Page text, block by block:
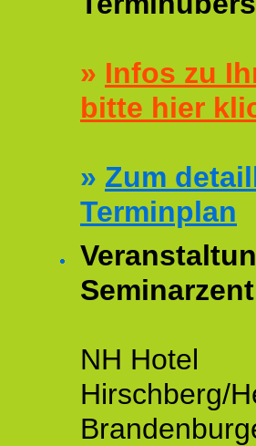
» Infos zu
bitte hier
» Zum
Terminplan
NH Hotel
Hirschberg/